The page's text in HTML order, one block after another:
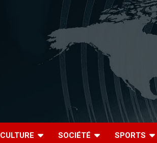
CULTURE SOCIÉTÉ SPORTS